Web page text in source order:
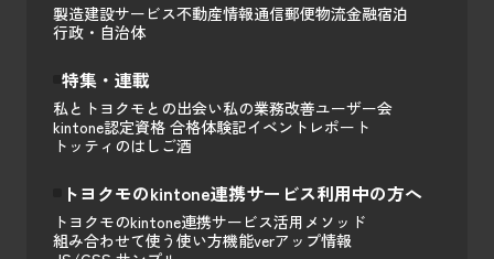
製造建設サービス不動産情報通信郵便物流金融宿泊
行政・自治体
特集・連載
私とトヨクモとの出会い私の業務改善ユーザー会
kintone認定資格 合格体験記イベントレポート
トッティのはしご酒
トヨクモのkintone連携サービス利用中の方へ
トヨクモのkintone連携サービス活用メソッド
組み合わせて使う 使い方機能verアップ情報